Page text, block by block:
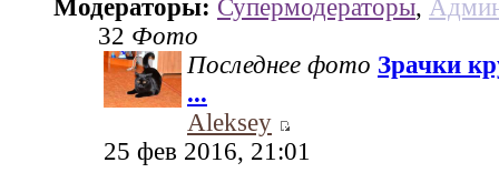
Модераторы: Супермодераторы,
32 Фото
Последнее фото Зрачки
...
Aleksey
25 фев 2016, 21:01